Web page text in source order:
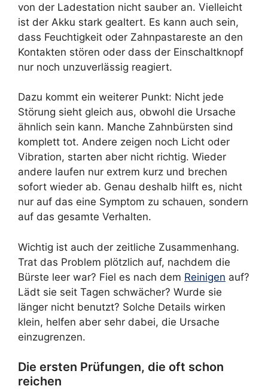
von der Ladestation nicht sauber an. Vielleicht
ist der Akku stark gealtert. Es kann auch sein,
dass Feuchtigkeit oder Zahnpastareste an den
Kontakten stören oder dass der Einschaltknopf
nur noch unzuverlässig reagiert.
Dazu kommt ein weiterer Punkt: Nicht jede
Störung sieht gleich aus, obwohl die Ursache
ähnlich sein kann. Manche Zahnbürsten sind
komplett tot. Andere zeigen noch Licht oder
Vibration, starten aber nicht richtig. Wieder
andere laufen nur extrem kurz und brechen
sofort wieder ab. Genau deshalb hilft es, nicht
nur auf das eine Symptom zu schauen, sondern
auf das gesamte Verhalten.
Wichtig ist auch der zeitliche Zusammenhang.
Trat das Problem plötzlich auf, nachdem die
Bürste leer war? Fiel es nach dem Reinigen auf?
Lädt sie seit Tagen schwächer? Wurde sie
länger nicht benutzt? Solche Details wirken
klein, helfen aber sehr dabei, die Ursache
einzugrenzen.
Die ersten Prüfungen, die oft schon
reichen